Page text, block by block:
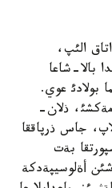
الئپ،
بالا-شاعا
بولادئ عوي.
ذلان-
جاس ذرپاققا
بةت
أةلوسيپةدكة